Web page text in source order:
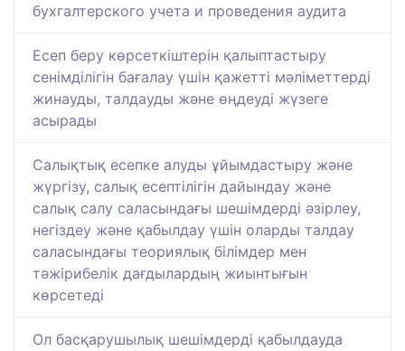
бухгалтерского учета и проведения аудита
Есеп беру көрсеткіштерін қалыптастыру
сенімділігін бағалау үшін қажетті мәліметтерді
жинауды, талдауды және өңдеуді жүзеге
асырады
Салықтық есепке алуды ұйымдастыру және
жүргізу, салық есептілігін дайындау және
салық салу саласындағы шешімдерді әзірлеу,
негіздеу және қабылдау үшін оларды талдау
саласындағы теориялық білімдер мен
тәжірибелік дағдылардың жиынтығын
көрсетеді
Ол басқарушылық шешімдерді қабылдауда